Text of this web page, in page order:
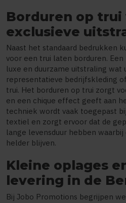
Borduren op trui
exclusieve
Naast het standaard bedrukken
voor een trui laten borduren.
luxe en duurzame uitstraling
representatieve bedrijfskleding
trui. Het borduren op trui zorgt
en een chique effect geeft aan
techniek wordt vaak toegepast
textiel en zorgt ervoor dat de
lange levensduur hebben
helder blijven.
Kleine oplages
levering in de
Bij Jobo Promotions begrijpen